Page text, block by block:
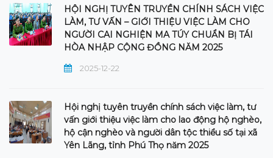
HỘI NGHỊ TUYÊN TRUYỀN CHÍNH SÁCH VIỆC
LÀM, TƯ VẤN – GIỚI THIỆU VIỆC LÀM CHO
NGƯỜI CAI NGHIỆN MA TÚY CHUẨN BỊ TÁI
HÒA NHẬP CỘNG ĐỒNG NĂM 2025
2025-12-22
Hội nghị tuyên truyền chính sách việc làm, tư
vấn giới thiệu việc làm cho lao động hộ nghèo,
hộ cận nghèo và người dân tộc thiểu số tại xã
Yên Lãng, tỉnh Phú Thọ năm 2025